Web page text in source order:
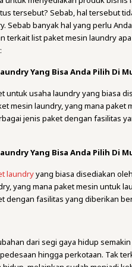
tersebut? Sebab, hal tersebut
Sebab banyak hal yang perlu
terkait list paket mesin laundry
Yang Bisa Anda Pilih Di
untuk usaha laundry yang biasa
mesin laundry, yang mana
jenis paket dengan fasilitas
Yang Bisa Anda Pilih Di
laundryyang biasa disediakan
yang mana paket mesin untuk
dengan fasilitas yang diberikan
dari segi gaya hidup
hingga perkotaan. Tak